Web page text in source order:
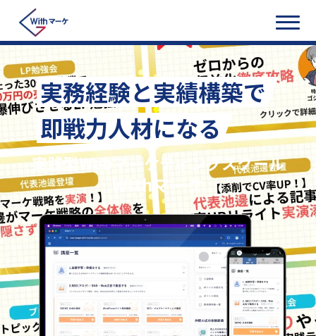
実務経験と実績構築で
即戦力人材になる
実践型Webマーケティングスクール
Withマーケ
実務で学ぶWebマーケティングスクール｜Withマーケ